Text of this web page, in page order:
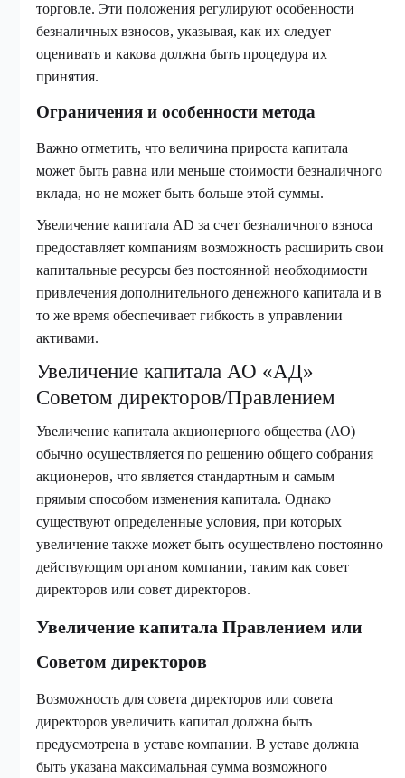
торговле. Эти положения регулируют особенности
безналичных взносов, указывая, как их следует
оценивать и какова должна быть процедура их
принятия.
Ограничения и особенности метода
Важно отметить, что величина прироста капитала
может быть равна или меньше стоимости безналичного
вклада, но не может быть больше этой суммы.
Увеличение капитала AD за счет безналичного взноса
предоставляет компаниям возможность расширить свои
капитальные ресурсы без постоянной необходимости
привлечения дополнительного денежного капитала и в
то же время обеспечивает гибкость в управлении
активами.
Увеличение капитала АО «АД»
Советом директоров/Правлением
Увеличение капитала акционерного общества (АО)
обычно осуществляется по решению общего собрания
акционеров, что является стандартным и самым
прямым способом изменения капитала. Однако
существуют определенные условия, при которых
увеличение также может быть осуществлено постоянно
действующим органом компании, таким как совет
директоров или совет директоров.
Увеличение капитала Правлением или
Советом директоров
Возможность для совета директоров или совета
директоров увеличить капитал должна быть
предусмотрена в уставе компании. В уставе должна
быть указана максимальная сумма возможного